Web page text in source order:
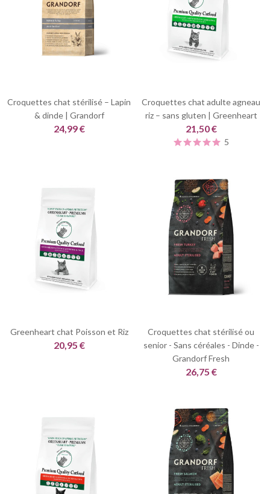
Croquettes chat stérilisé – Lapin
& dinde | Grandorf
24,99 €
Croquettes chat adulte agneau
riz – sans gluten | Greenheart
21,50 €
5
Greenheart chat Poisson et Riz
20,95 €
Croquettes chat stérilisé ou
senior - Sans céréales - Dinde -
Grandorf Fresh
26,75 €